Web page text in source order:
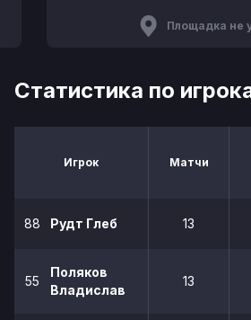
Площадка не
Статистика по
Игрок Матчи
88 Рудт Глеб 13
55
Поляков
Владислав
13